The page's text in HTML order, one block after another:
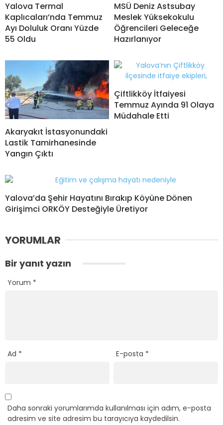
Yalova Termal
Kaplıcaları’nda Temmuz
Ayı Doluluk Oranı Yüzde
55 Oldu
MSÜ Deniz Astsubay
Meslek Yüksekokulu
Öğrencileri Geleceğe
Hazırlanıyor
Akaryakıt İstasyonundaki
Lastik Tamirhanesinde
Yangın Çıktı
Çiftlikköy İtfaiyesi
Temmuz Ayında 91 Olaya
Müdahale Etti
Yalova’da Şehir Hayatını Bırakıp Köyüne Dönen
Girişimci ORKÖY Desteğiyle Üretiyor
YORUMLAR
Bir yanıt yazın
Yorum *
Ad * E-posta *
Daha sonraki yorumlarımda kullanılması için adım, e-posta
adresim ve site adresim bu tarayıcıya kaydedilsin.